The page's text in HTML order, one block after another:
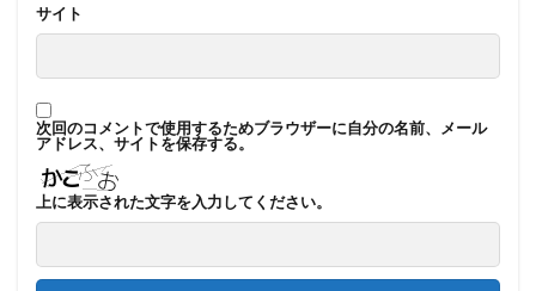
サイト
次回のコメントで使用するためブラウザーに自分の名前、メール
アドレス、サイトを保存する。
上に表示された文字を入力してください。